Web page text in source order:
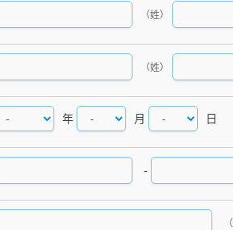
（姓）
（姓）
年 月 日
-